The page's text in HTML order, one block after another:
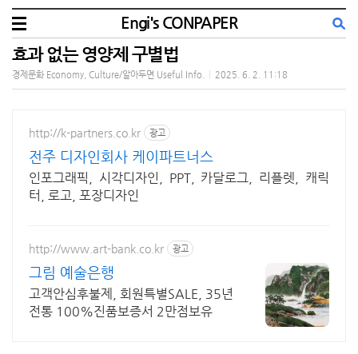
Engi's CONPAPER
효과 없는 영양제 구별법
경제문화 Economy, Culture/알아두면 Useful Info. 2025. 6. 2. 11:18
http://k-partners.co.kr 광고
전주 디자인회사 케이파트너스
인포그래픽, 시각디자인, PPT, 카달로그, 리플렛, 캐릭
터, 로고, 포장디자인
http://www.art-bank.co.kr 광고
그림 예술은행
고객안심후불제, 회원특별SALE, 35년
전통 100%진품보증서 2만점보유